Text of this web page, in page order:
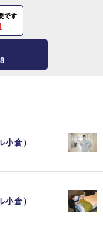
です
倉）
倉）